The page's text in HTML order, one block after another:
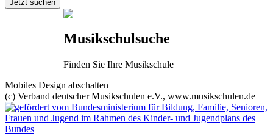
Musikschulsuche
Finden Sie Ihre Musikschule
Mobiles Design abschalten
(c) Verband deutscher Musikschulen e.V., www.musikschulen.de